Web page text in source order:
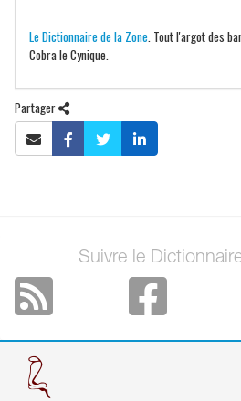
Le Dictionnaire de la Zone . Tout l'argot des
Cobra le Cynique.
Partager
Suivre le